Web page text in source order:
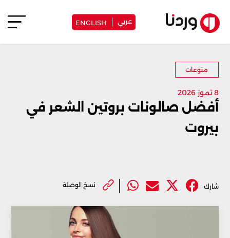
عربي ENGLISH
منوعات
8 تموز 2026
أفضل صالونات بروتين الشعر في
بيروت
شارك نسخ الوصلة